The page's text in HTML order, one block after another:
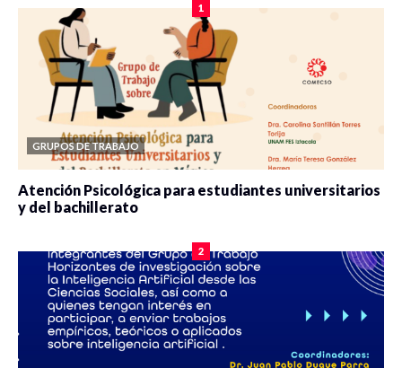
1
GRUPOS DE TRABAJO
Atención Psicológica para estudiantes universitarios
y del bachillerato
2